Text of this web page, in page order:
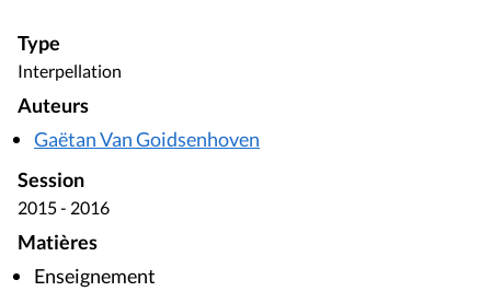
Type
Interpellation
Auteurs
Gaëtan Van Goidsenhoven
Session
2015 - 2016
Matières
Enseignement